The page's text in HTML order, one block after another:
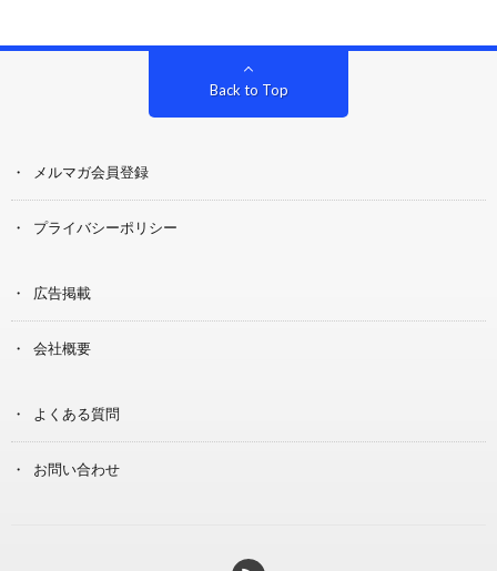
Back to Top
メルマガ会員登録
プライバシーポリシー
広告掲載
会社概要
よくある質問
お問い合わせ